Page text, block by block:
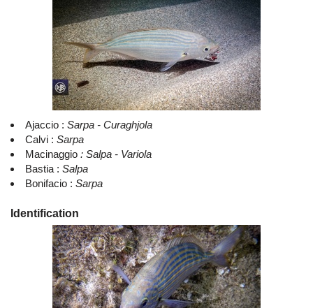
Ajaccio : Sarpa - Curaghjola
Calvi : Sarpa
Macinaggio : Salpa - Variola
Bastia : Salpa
Bonifacio : Sarpa
Identification